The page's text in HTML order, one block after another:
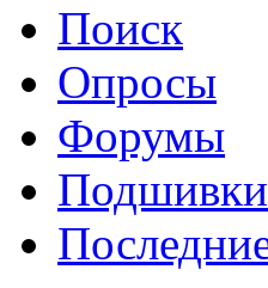
Поиск
Опросы
Форумы
Подшивки